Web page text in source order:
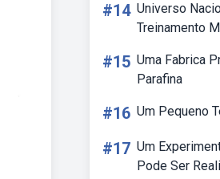
#14 Universo
Treinamento
#15 Uma Fabrica
Parafina
#16 Um Pequeno
#17 Um
Pode Ser